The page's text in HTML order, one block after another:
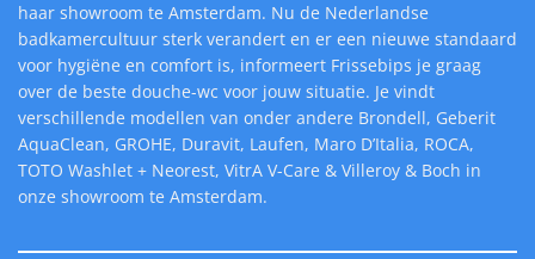
haar showroom te Amsterdam. Nu de Nederlandse
badkamercultuur sterk verandert en er een nieuwe standaard
voor hygiëne en comfort is, informeert Frissebips je graag
over de beste douche-wc voor jouw situatie. Je vindt
verschillende modellen van onder andere Brondell, Geberit
AquaClean, GROHE, Duravit, Laufen, Maro D’Italia, ROCA,
TOTO Washlet + Neorest, VitrA V-Care & Villeroy & Boch in
onze showroom te Amsterdam.